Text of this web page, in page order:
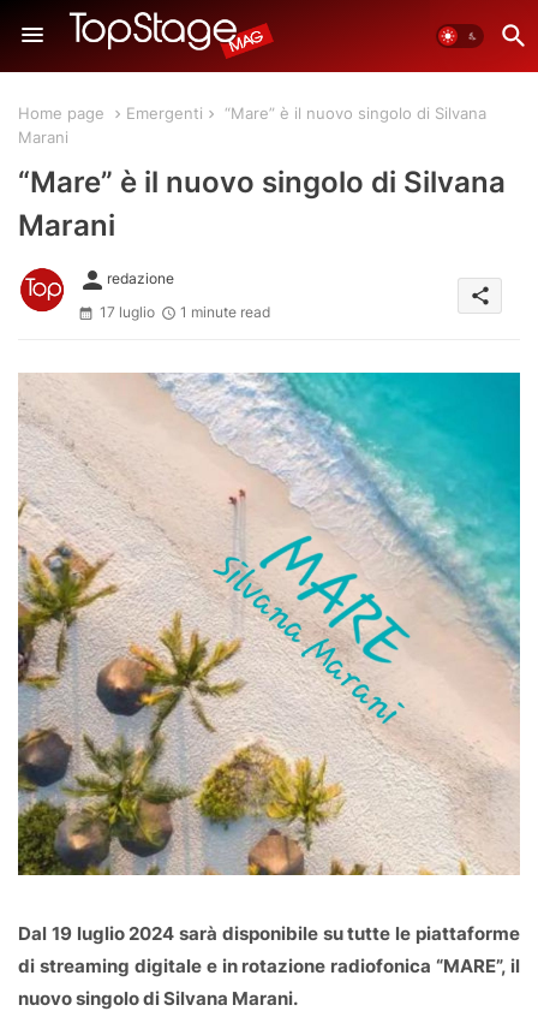
Home page Emergenti
“Mare” è il nuovo singolo di Silvana
Marani
“Mare” è il nuovo singolo di Silvana
Marani
person redazione
17 luglio
1 minute read
share
Dal 19 luglio 2024 sarà disponibile su tutte le piattaforme
di streaming digitale e in rotazione radiofonica “MARE”, il
nuovo singolo di Silvana Marani.